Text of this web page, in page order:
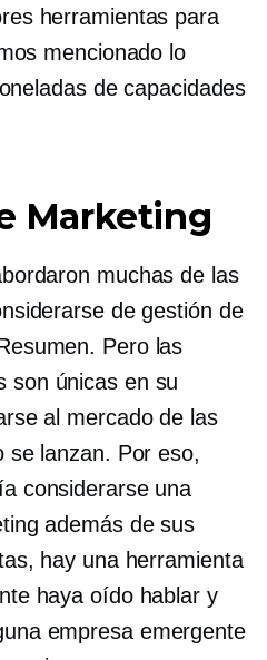
herramientas para
mencionado lo
de capacidades
Marketing
muchas de las
de gestión de
Pero las
son únicas en su
al mercado de las
se lanzan. Por eso,
considerarse una
además de sus
hay una herramienta
haya oído hablar y
empresa emergente